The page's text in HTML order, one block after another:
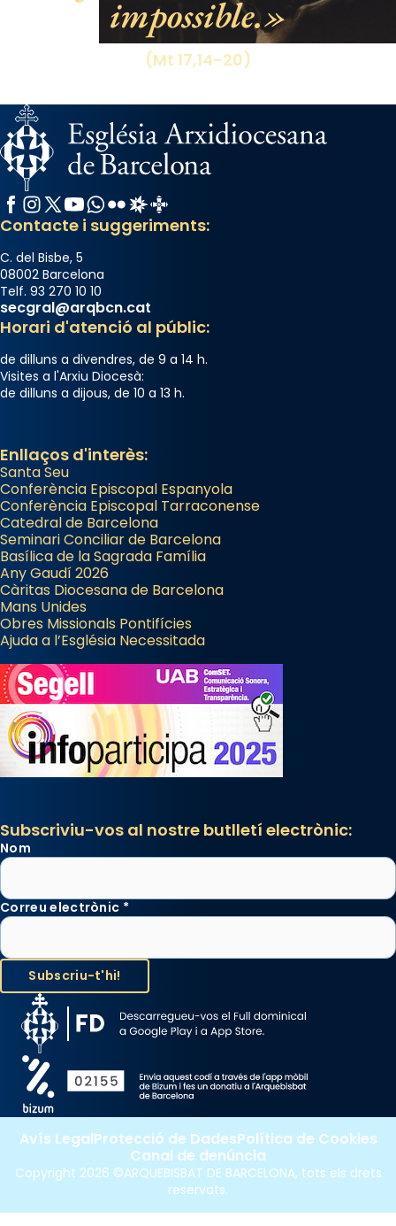
processó (recuperada el 1972) al voltant
del temple amb les relíquies de les santes.
Des de 1985 hi participa també un grup de
diablesses amb música i ball propis. Festa
«Si vols saber què és calor, ves per les
Santes a Mataró»🥵.
Photo
View on Facebook Share
impossible.
(Mt 17,14-20)
Facebook
Instagram
X / Twitter
YouTube
WhatsApp
FlickrRadio Estel
Catalunya Cristiana
Contacte i suggeriments:
C. del Bisbe, 5
08002 Barcelona
Telf. 93 270 10 10
secgral@arqbcn.cat
Horari d'atenció al públic:
de dilluns a divendres, de 9 a 14 h.
Visites a l'Arxiu Diocesà:
de dilluns a dijous, de 10 a 13 h.
Enllaços d'interès:
Santa Seu
Conferència Episcopal Espanyola
Conferència Episcopal Tarraconense
Catedral de Barcelona
Seminari Conciliar de Barcelona
Basílica de la Sagrada Família
Any Gaudí 2026
Càritas Diocesana de Barcelona
Mans Unides
Obres Missionals Pontifícies
Ajuda a l’Església Necessitada
Subscriviu-vos al nostre butlletí electrònic:
Nom
Correu electrònic *
Copyright 2026 ©ARQUEBISBAT DE BARCELONA, tots els drets
reservats.
Avís LegalProtecció de DadesPolítica de Cookies
Canal de denúncia